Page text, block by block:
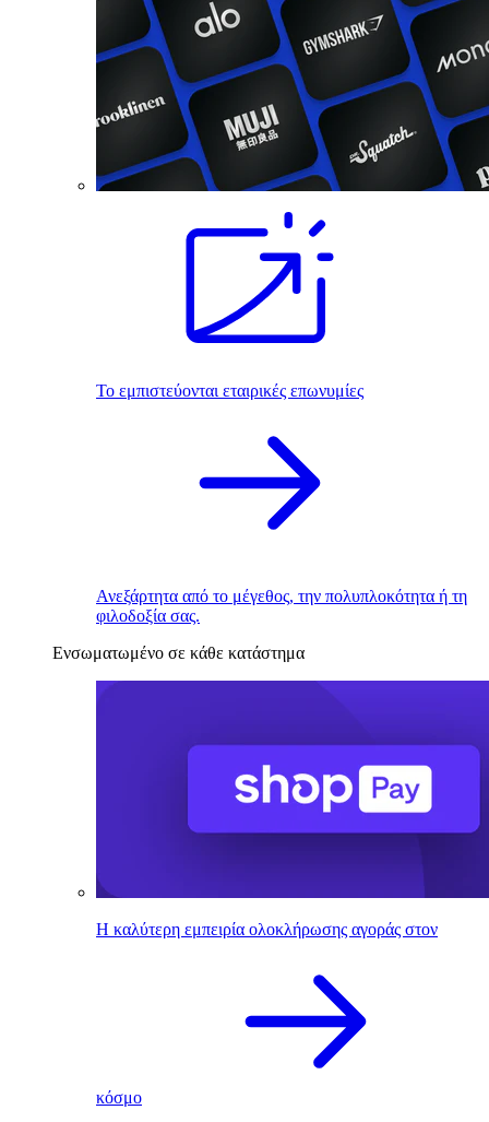
Το εμπιστεύονται εταιρικές επωνυμίες
Ανεξάρτητα από το μέγεθος, την πολυπλοκότητα ή τη
φιλοδοξία σας.
Ενσωματωμένο σε κάθε κατάστημα
Η καλύτερη εμπειρία ολοκλήρωσης αγοράς στον
κόσμο